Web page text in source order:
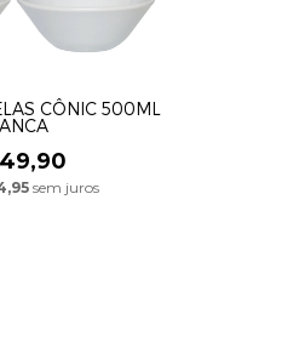
CÔNIC 500ML
sem juros